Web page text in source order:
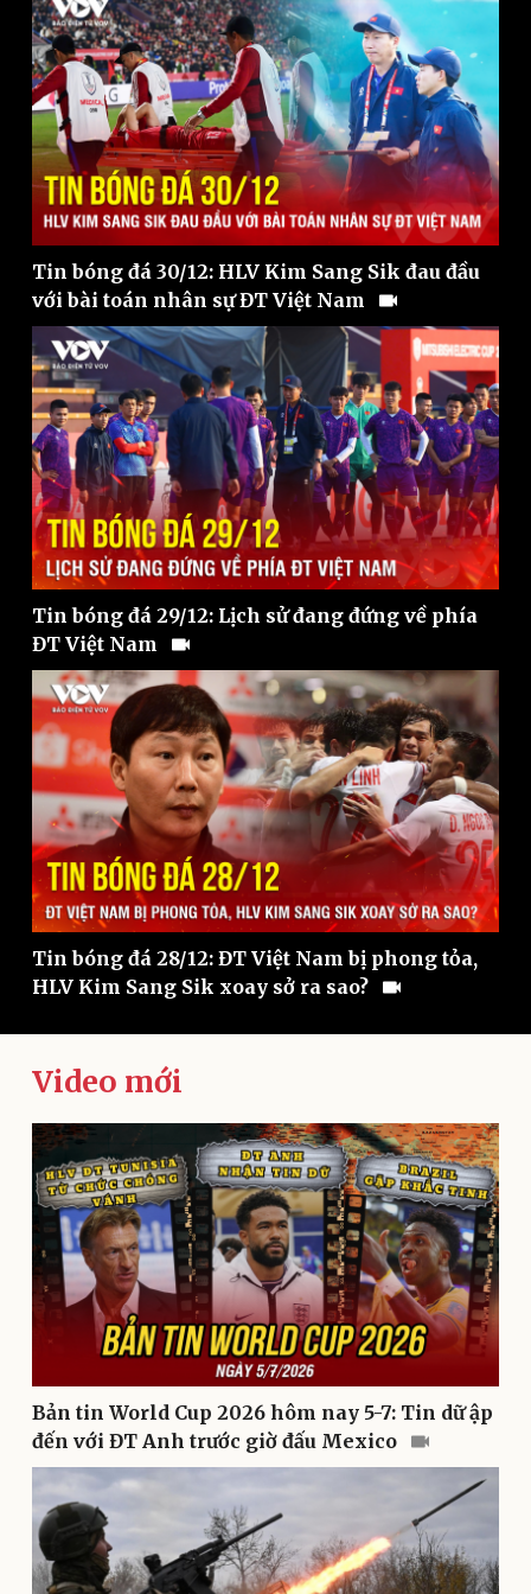
Tư vấn luật Phân tích
Thể thao
Bóng đá
Lịch thi đấu bóng đá
Thế giới thể thao
eSports
Hậu trường
Ô tô
Xe máy
Tư vấn
Doanh nghiệp
Thông tin doanh nghiệp
Doanh nghiệp 24h
Vì cộng đồng
Công nghệ
Sành điệu
Tin Công nghệ
Tin bóng đá 30/12: HLV Kim Sang Sik đau đầu
với bài toán nhân sự ĐT Việt Nam
Tin bóng đá 29/12: Lịch sử đang đứng về phía
ĐT Việt Nam
Tin bóng đá 28/12: ĐT Việt Nam bị phong tỏa,
HLV Kim Sang Sik xoay sở ra sao?
Video mới
Bản tin World Cup 2026 hôm nay 5-7: Tin dữ ập
đến với ĐT Anh trước giờ đấu Mexico